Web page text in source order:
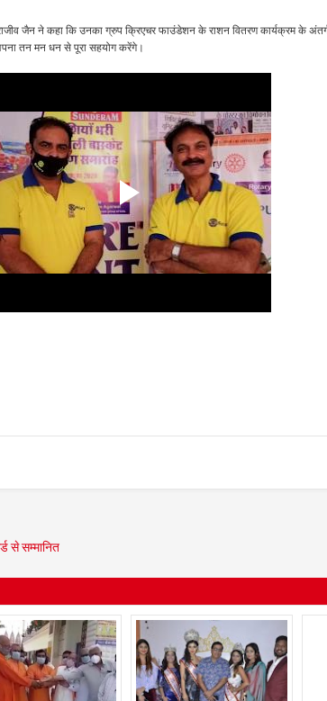
जैन ने कहा कि उनका ग्रुप क्रिएचर फाउंडेशन के राशन वितरण कार्यक्रम के
तन मन धन से पूरा सहयोग करेंगे।
से सम्मानित